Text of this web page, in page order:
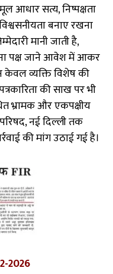
आधार सत्य, निष्पक्षता
बनाए रखना
मानी जाती है,
पक्ष जाने आवेश में आकर
केवल व्यक्ति विशेष की
की साख पर भी
भ्रामक और एकपक्षीय
नई दिल्ली तक
की मांग उठाई गई है।
2026